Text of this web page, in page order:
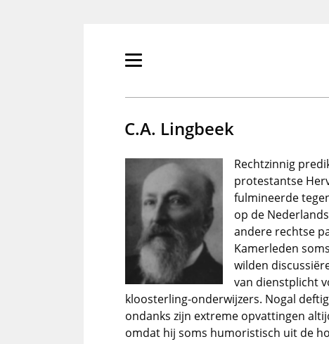
Primair
tonen/verbergen
C.A. Lingbeek
Rechtzinnig
protestantse
fulmineerde
op de
andere rechtse
Kamerleden
wilden
van dienstplicht
kloosterling-onderwijzers. Nogal
ondanks zijn extreme opvattingen
omdat hij soms humoristisch uit de